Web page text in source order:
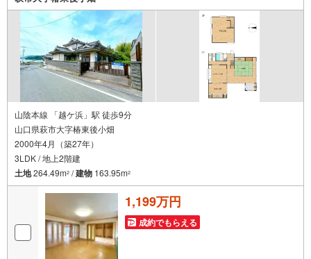
山陰本線 「越ケ浜」駅 徒歩9分
山口県萩市大字椿東後小畑
2000年4月（築27年）
3LDK / 地上2階建
土地264.49m2 /建物 163.95m2
1,199万円
成約でもらえる